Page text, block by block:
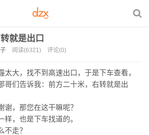
就是出口
阅读(6321) 评论(0)
太大，找不到高速出口，于是下车查看，
哥们告诉我：前方二十米，右转就是出
谢，那您在这干嘛呢？
样，也是下车找道的。
不走？